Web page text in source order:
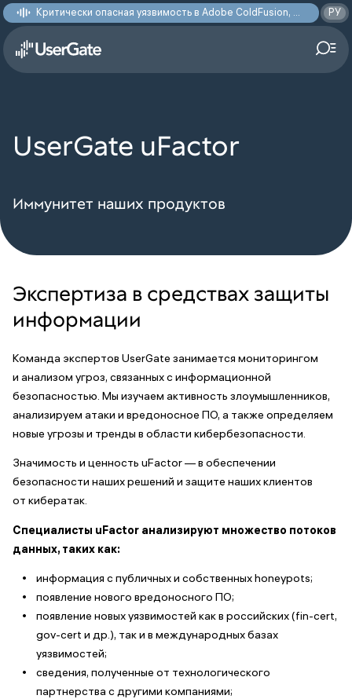
Критически опасная уязвимость в Adobe ColdFusion, позволяющая получить доступ к произвольным файлам: CVE-2026-48282 РУ
UserGate uFactor
Иммунитет наших продуктов
Экспертиза в средствах защиты
информации
Команда экспертов UserGate занимается мониторингом
и анализом угроз, связанных с информационной
безопасностью. Мы изучаем активность злоумышленников,
анализируем атаки и вредоносное ПО, а также определяем
новые угрозы и тренды в области кибербезопасности.
Значимость и ценность uFactor — в обеспечении
безопасности наших решений и защите наших клиентов
от кибератак.
Специалисты uFactor анализируют множество потоков
данных, таких как:
информация с публичных и собственных honeypots;
появление нового вредоносного ПО;
появление новых уязвимостей как в российских (fin-cert,
gov-cert и др.), так и в международных базах
уязвимостей;
сведения, полученные от технологического
партнерства с другими компаниями;